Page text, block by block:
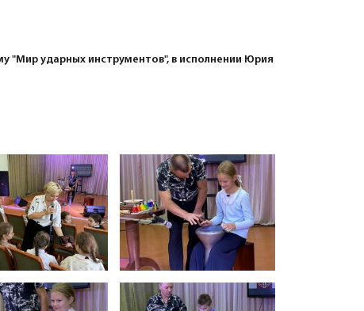
ударных инструментов", в исполнении Юрия